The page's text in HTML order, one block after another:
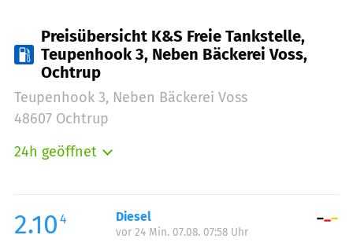
Preisübersicht K&S Freie Tankstelle,
Teupenhook 3, Neben Bäckerei Voss,
Ochtrup
Teupenhook 3, Neben Bäckerei Voss
48607 Ochtrup
24h geöffnet
Mittwoch:
00:00-23:59
Donnerstag:
2.10 4 Diesel
vor 24 Min. 07.08. 07:58 Uhr